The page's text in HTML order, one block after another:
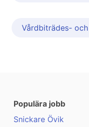
Vårdbiträdes-
Populära jobb
Snickare Övik